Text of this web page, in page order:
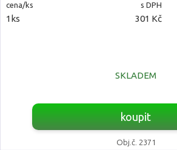
cena/ks s DPH
1ks 301 Kč
SKLADEM
koupit
Obj.č. 2371